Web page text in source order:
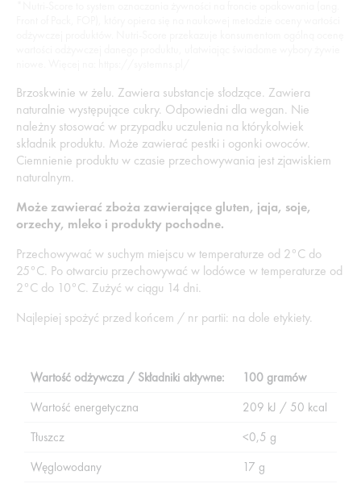
Brzoskwinie w żelu. Zawiera substancje słodzące. Zawiera
naturalnie występujące cukry. Odpowiedni dla wegan. Nie
należny stosować w przypadku uczulenia na którykolwiek
składnik produktu. Może zawierać pestki i ogonki owoców.
Ciemnienie produktu w czasie przechowywania jest zjawiskiem
naturalnym.
Może zawierać zboża zawierające gluten, jaja, soje,
orzechy, mleko i produkty pochodne.
Przechowywać w suchym miejscu w temperaturze od 2°C do
25°C. Po otwarciu przechowywać w lodówce w temperaturze od
2°C do 10°C. Zużyć w ciągu 14 dni.
Najlepiej spożyć przed końcem / nr partii: na dole etykiety.
Wartość odżywcza / Składniki aktywne:
100 gramów
Wartość energetyczna
209 kJ / 50 kcal
Tłuszcz
<0,5 g
Węglowodany
17 g